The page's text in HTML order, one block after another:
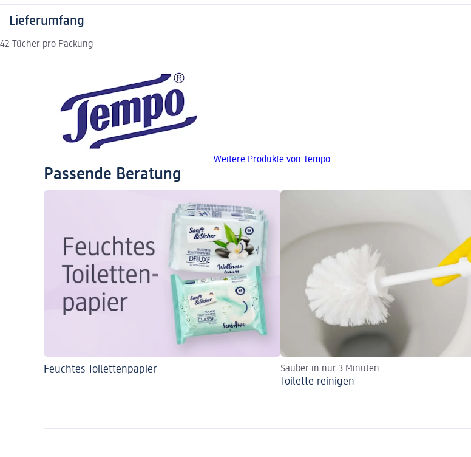
Lieferumfang
42 Tücher pro Packung
Weitere Produkte von Tempo
Passende Beratung
Feuchtes Toilettenpapier Sauber in nur 3 Minuten
Toilette reinigen